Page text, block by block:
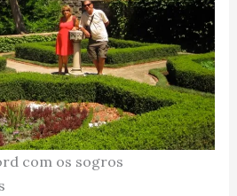
com os sogros